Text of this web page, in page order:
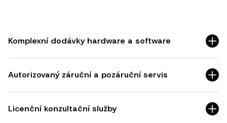
Komplexní dodávky hardware a software
Autorizovaný záruční a pozáruční servis
Licenční konzultační služby